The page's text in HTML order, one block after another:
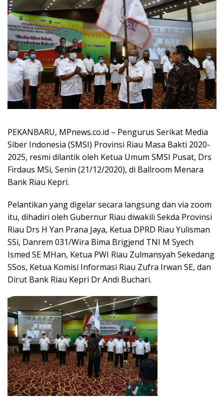
PEKANBARU, MPnews.co.id – Pengurus Serikat Media
Siber Indonesia (SMSI) Provinsi Riau Masa Bakti 2020-
2025, resmi dilantik oleh Ketua Umum SMSI Pusat, Drs
Firdaus MSi, Senin (21/12/2020), di Ballroom Menara
Bank Riau Kepri.
Pelantikan yang digelar secara langsung dan via zoom
itu, dihadiri oleh Gubernur Riau diwakili Sekda Provinsi
Riau Drs H Yan Prana Jaya, Ketua DPRD Riau Yulisman
SSi, Danrem 031/Wira Bima Brigjend TNI M Syech
Ismed SE MHan, Ketua PWI Riau Zulmansyah Sekedang
SSos, Ketua Komisi Informasi Riau Zufra Irwan SE, dan
Dirut Bank Riau Kepri Dr Andi Buchari.